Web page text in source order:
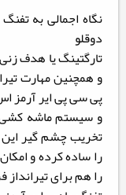
دوقلو
تارگتینگ یا هدف
و همچنین مهارت
و سیستم ماشه کشی
تخریب چشم گیر این
را هم برای